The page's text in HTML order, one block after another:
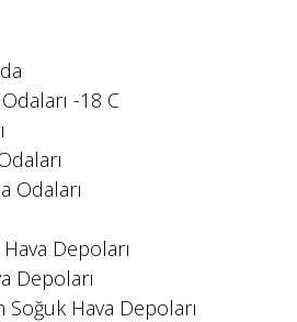
-18 C
Odaları
Depoları
Depoları
Hava Depoları